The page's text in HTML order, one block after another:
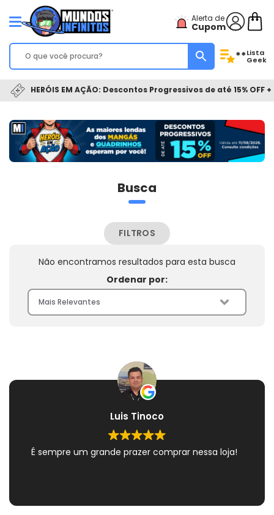
Alerta de
Cupom
**Lista
Geek
HERÓIS EM AÇÃO: Descontos Progressivos de até 15% OFF
Busca
FILTROS
Não encontramos resultados para esta busca
Ordenar por:
Luis Tinoco
É sempre um grande prazer comprar nessa loja!